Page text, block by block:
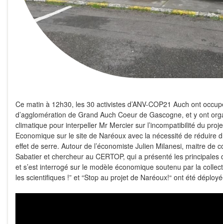
Ce matin à 12h30, les 30 activistes d’ANV-COP21 Auch ont
d’agglomération de Grand Auch Coeur de Gascogne, et y ont
climatique pour interpeller Mr Mercier sur l’incompatibilité du
Economique sur le site de Naréoux avec la nécessité de réduire
effet de serre. Autour de l’économiste Julien Milanesi, maitre de
Sabatier et chercheur au CERTOP, qui a présenté les
et s’est interrogé sur le modèle économique soutenu par la
les scientifiques !” et “Stop au projet de Naréoux!“ ont été